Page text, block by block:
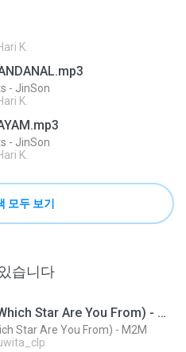
K.
- JinSon
K.
- JinSon
K.
모두 보기
습니다
MIRACLE (Ost. Which Star Are You From) - M2M
Star Are You From) - M2M